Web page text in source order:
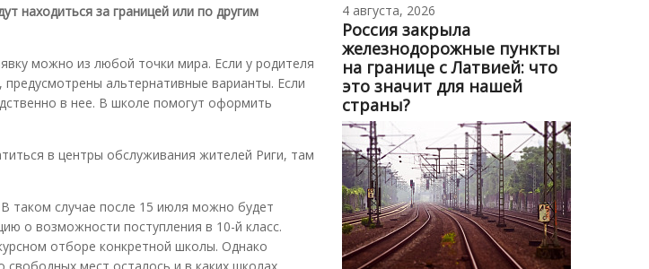
находиться за границей или по другим
можно из любой точки мира. Если у родителя
альтернативные варианты. Если
в нее. В школе помогут оформить
в центры обслуживания жителей Риги, там
таком случае после 15 июля можно будет
о возможности поступления в 10-й класс.
отборе конкретной школы. Однако
мест осталось и в каких школах.
4 августа, 2026
Россия закрыла
железнодорожные пункты
на границе с Латвией: что
это значит для нашей
страны?